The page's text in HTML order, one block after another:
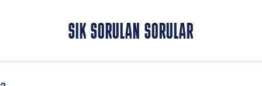
SIK SORULAN SORULAR